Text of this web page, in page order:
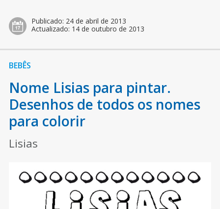
Publicado: 24 de abril de 2013
Actualizado: 14 de outubro de 2013
BEBÊS
Nome Lisias para pintar.
Desenhos de todos os nomes
para colorir
Lisias